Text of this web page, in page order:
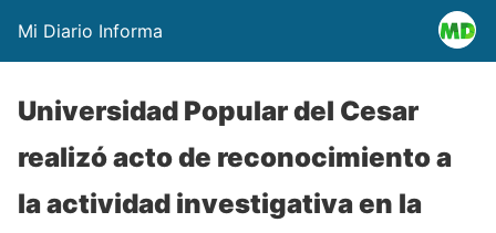
Mi Diario Informa
Universidad Popular del Cesar
realizó acto de reconocimiento a
la actividad investigativa en la